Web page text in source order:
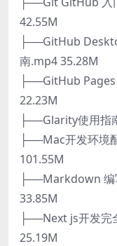
42.55M
├──GitHub
南.mp4 35.28M
├──GitHub
22.23M
├──Glarity使用指
├──Mac开发环境
101.55M
├──Markdown 编
33.85M
├──Next js开发完
25.19M